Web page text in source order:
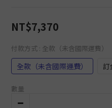
NT$7,370
付款方式 : 全款（未含國際運費）
全款（未含國際運費） 訂
數量